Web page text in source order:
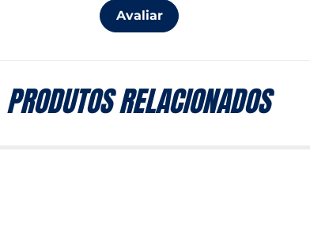
Avaliar
PRODUTOS RELACIONADOS